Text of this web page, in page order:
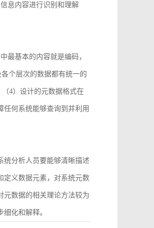
息内容进行识别和理解
最基本的内容就是编码，
个层次的数据都有统一的
4）设计的元数据格式在
任何系统能够查询到并利用
统分析人员要能够清晰描述
定义数据元素，对系统元数
元数据的相关理论方法较为
化和解释。